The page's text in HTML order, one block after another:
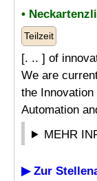
•
Teilzeit
[. .. ] of
We are
the
Automation
MEHR
▶ Zur